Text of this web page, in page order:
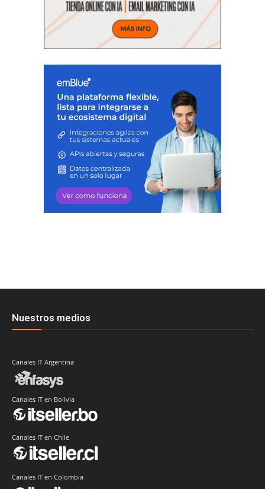
Nuestros medios
Canales IT Argentina
Canales IT en Bolivia
Canales IT en Chile
Canales IT en Colombia